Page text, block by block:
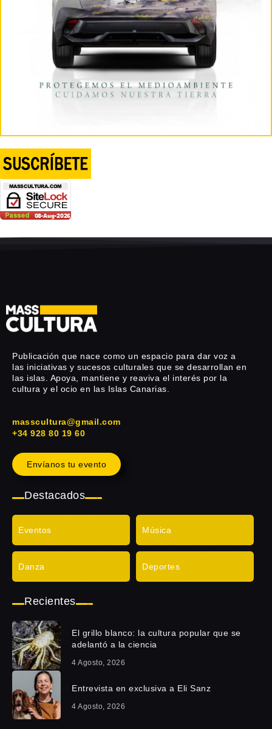
Publicación que nace como un espacio para dar voz a
las iniciativas y sucesos culturales que se desarrollan en
las islas. Apoya, mantiene y reaviva el interés por la
cultura y el ocio en las Islas Canarias.
masscultura@gmail.com
+34 928 80 19 60
Envíanos tu evento
Destacados
Eventos Música
Danza Deportes
Recientes
El grillo blanco: la cultura popular que se
adelantó a la ciencia
4 Agosto, 2026
Entrevista en exclusiva a Eli Sanz
4 Agosto, 2026